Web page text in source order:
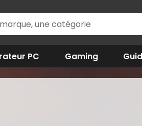
PC Gaming